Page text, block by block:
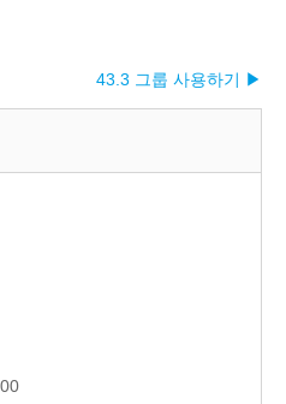
43.3 그룹 사용하기 ▶︎